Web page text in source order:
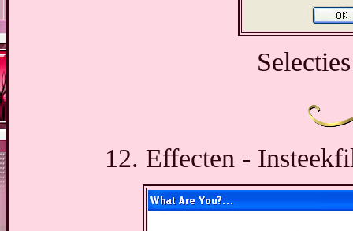
12. Effecten -